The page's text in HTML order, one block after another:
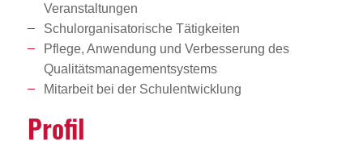
Veranstaltungen
Schulorganisatorische Tätigkeiten
Pflege, Anwendung und Verbesserung des
Qualitätsmanagementsystems
Mitarbeit bei der Schulentwicklung
Profil